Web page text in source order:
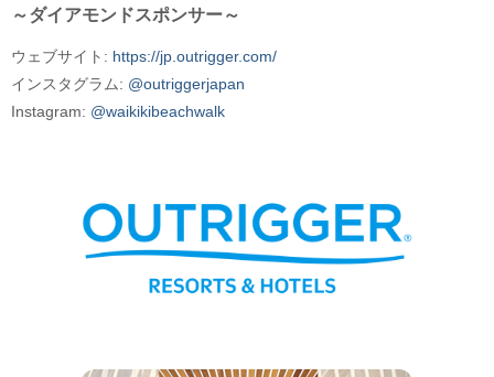
～ダイアモンドスポンサー～
ウェブサイト: https://jp.outrigger.com/
インスタグラム: @outriggerjapan
Instagram: @waikikibeachwalk